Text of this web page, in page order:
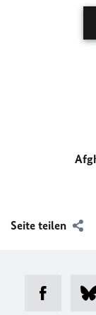
Seite teilen